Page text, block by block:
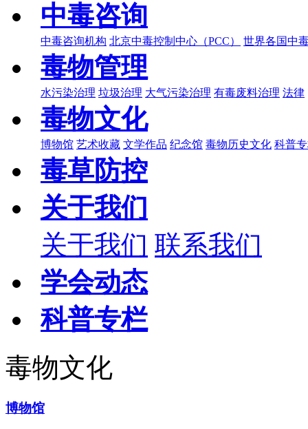
中毒咨询
中毒咨询机构 北京中毒控制中心（PCC） 世界各国中
毒物管理
水污染治理 垃圾治理 大气污染治理 有毒废料治理 法律
毒物文化
博物馆 艺术收藏 文学作品 纪念馆 毒物历史文化 科普
毒草防控
关于我们
关于我们 联系我们
学会动态
科普专栏
毒物文化
博物馆